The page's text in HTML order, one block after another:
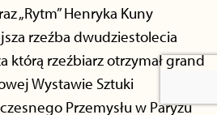
„Rytm” Henryka Kuny
rzeźba dwudziestolecia
którą rzeźbiarz otrzymał grand
Wystawie Sztuki
Przemysłu w Paryżu